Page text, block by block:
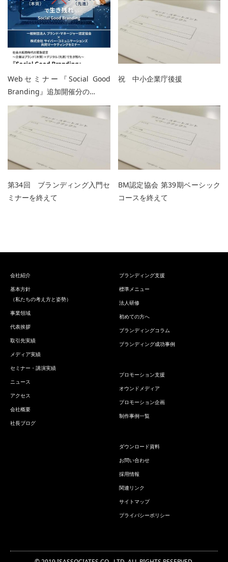
Webセミナー『Social Good
Branding』追加開催分の…
祝 中小企業庁後援
第34回 ブランディング入門セ
ミナーを終えて
BM認定協会 第39期ベーシック
コースを終えて
会社紹介
基本方針
（私たちの考え方と姿勢）
事業領域
代表挨拶
取引先実績
メディア実績
セミナー・講演実績
ニュース
アクセス
会社概要
社長ブログ
ブランディング支援
標準メニュー
法人研修
初めての方へ
ブランディングコラム
ブランディング成功事例
プロモーション支援
オウンドメディア
プロモーション企画
制作事例一覧
ダウンロード資料
お問い合わせ
採用情報
関連リンク
サイトマップ
プライバシーポリシー